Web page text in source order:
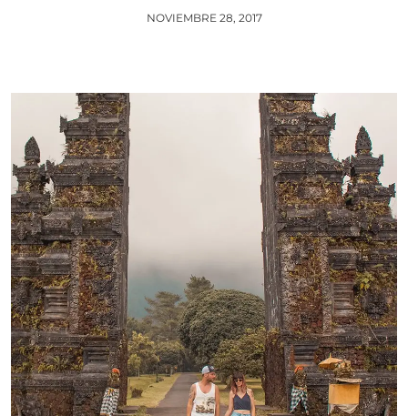
NOVIEMBRE 28, 2017